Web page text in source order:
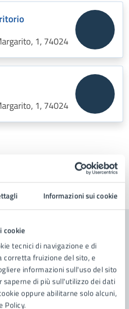
Informazioni sui cookie
cookie
tecnici di navigazione e di
corretta fruizione del sito, e
informazioni sull'uso del sito
di più sull'utilizzo dei dati
oppure abilitarne solo alcuni,
Policy.
1, 74024
1, 74024
04/2025, 17:46
correlati
"Città di Manduria"